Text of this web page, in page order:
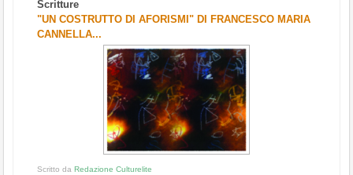
Scritture
"UN COSTRUTTO DI AFORISMI" DI FRANCESCO MARIA
CANNELLA...
Scritto da Redazione Culturelite